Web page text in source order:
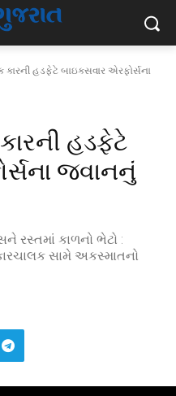
કારની હડફેટે બાઇકસવાર એરફોર્સના
હડફેટે
જવાનનું
રસ્તમાં કાળનો ભેટો :
સામે અકસ્માતનો